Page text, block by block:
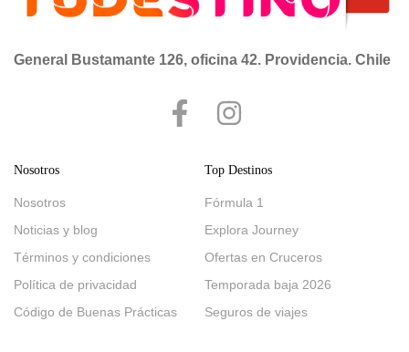
General Bustamante 126, oficina 42. Providencia. Chile
Nosotros
Nosotros
Noticias y blog
Términos y condiciones
Política de privacidad
Código de Buenas Prácticas
Top Destinos
Fórmula 1
Explora Journey
Ofertas en Cruceros
Temporada baja 2026
Seguros de viajes